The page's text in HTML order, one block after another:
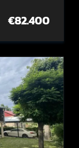
€82.400